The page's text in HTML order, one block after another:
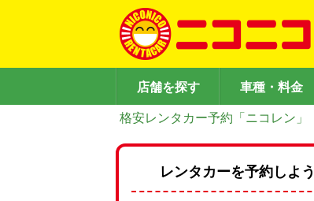
店舗を探す 車種・料金
格安レンタカー予約「ニコレン」
レンタカーを予約しよう